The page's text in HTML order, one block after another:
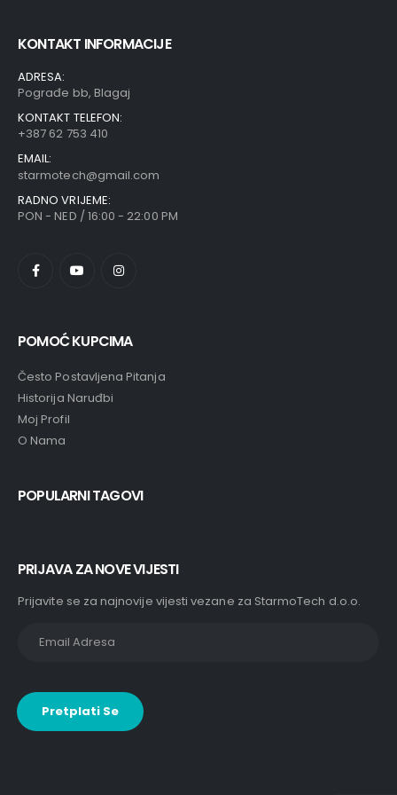
KONTAKT INFORMACIJE
ADRESA:
Pograđe bb, Blagaj
KONTAKT TELEFON:
+387 62 753 410
EMAIL:
starmotech@gmail.com
RADNO VRIJEME:
PON - NED / 16:00 - 22:00 PM
POMOĆ KUPCIMA
Često Postavljena Pitanja
Historija Naruđbi
Moj Profil
O Nama
POPULARNI TAGOVI
PRIJAVA ZA NOVE VIJESTI
Prijavite se za najnovije vijesti vezane za StarmoTech d.o.o.